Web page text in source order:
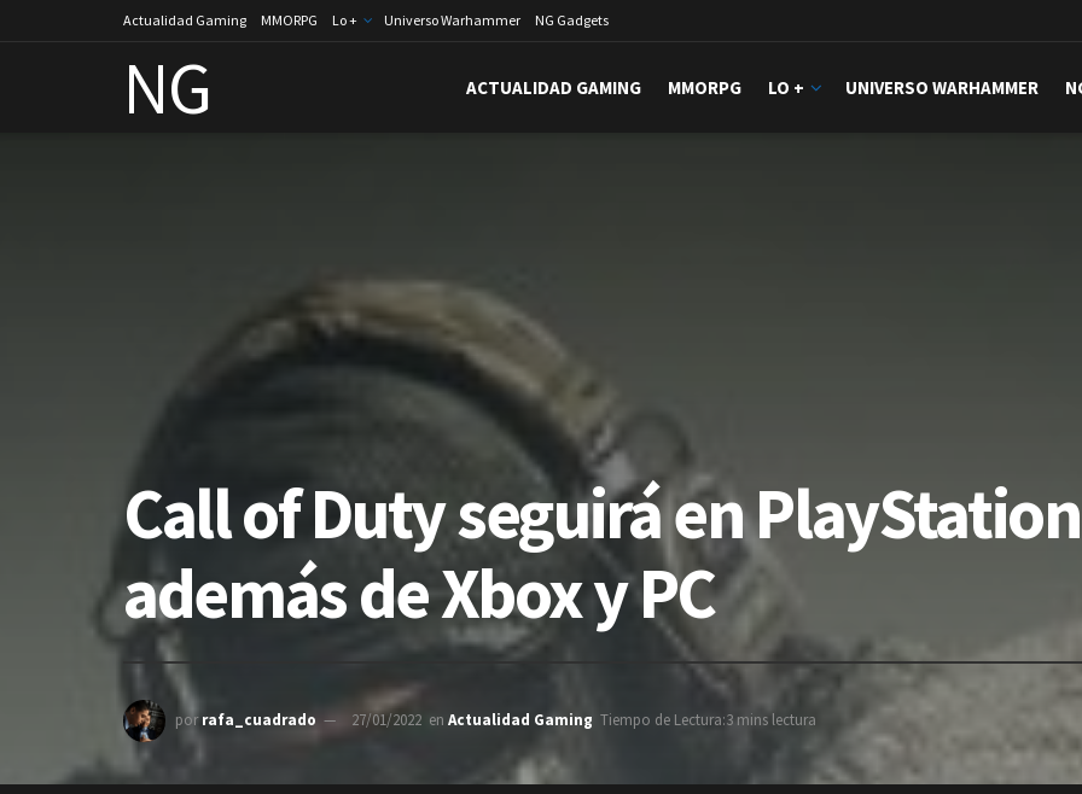
Actualidad Gaming MMORPG Lo + Universo Warhammer NG Gadgets
NG ACTUALIDAD GAMING MMORPG LO + UNIVERSO WARHAMMER
Call of Duty seguirá en
además de Xbox y PC
por rafa_cuadrado 27/01/2022 en Actualidad Gaming Tiempo de Lectura:3 mins lectura